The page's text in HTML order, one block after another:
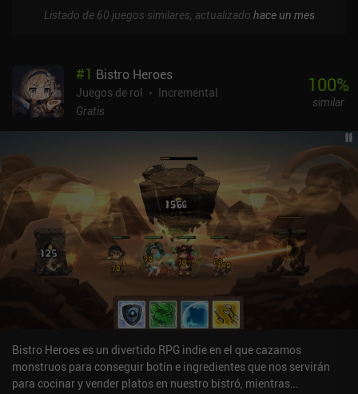
Listado de 60 juegos similares, actualizado hace un mes
#1 Bistro Heroes
Juegos de rol
Incremental
Gratis
100%
similar
Bistro Heroes es un divertido RPG indie en el que cazamos
monstruos para conseguir botín e ingredientes que nos servirán
para cocinar y vender platos en nuestro bistró, mientras